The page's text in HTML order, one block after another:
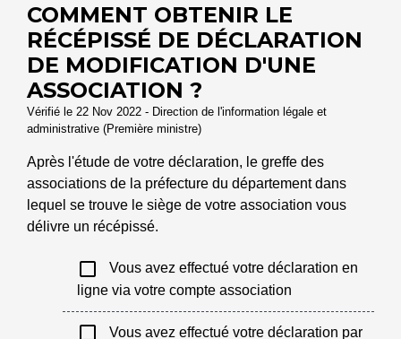
COMMENT OBTENIR LE
RÉCÉPISSÉ DE DÉCLARATION
DE MODIFICATION D'UNE
ASSOCIATION ?
Vérifié le 22 Nov 2022 - Direction de l'information légale et
administrative (Première ministre)
Après l'étude de votre déclaration, le greffe des
associations de la préfecture du département dans
lequel se trouve le siège de votre association vous
délivre un récépissé.
check_box_outline_blank
Vous avez effectué votre déclaration en
ligne via votre compte association
check_box_outline_blank
Vous avez effectué votre déclaration par